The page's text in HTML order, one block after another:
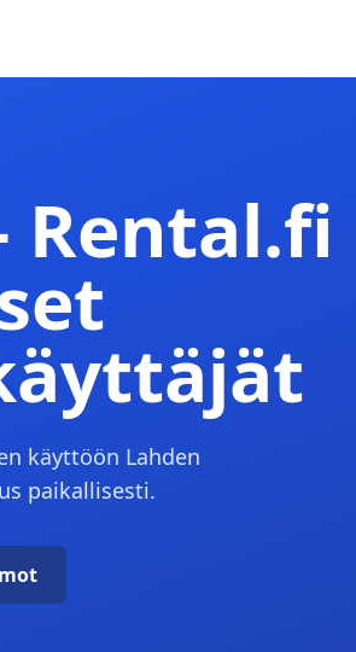
Rental.fi
käyttöön Lahden
paikallisesti.